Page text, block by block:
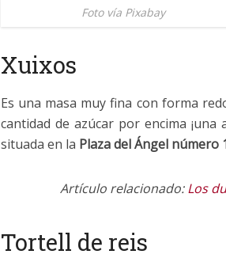
Foto vía Pixabay
Xuixos
Es una masa muy fina con forma
cantidad de azúcar por encima ¡una
situada en la Plaza del Ángel número
Artículo relacionado:Los
Tortell de reis